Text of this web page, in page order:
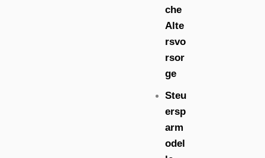
che
Alte
rsvo
rsor
ge
Steu
ersp
arm
odel